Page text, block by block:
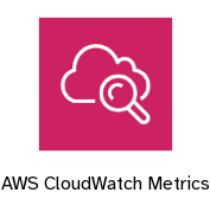
AWS CloudWatch Metrics